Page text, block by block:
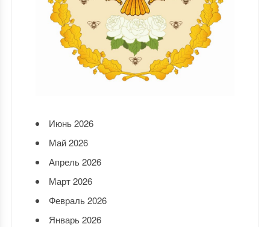
Июнь 2026
Май 2026
Апрель 2026
Март 2026
Февраль 2026
Январь 2026